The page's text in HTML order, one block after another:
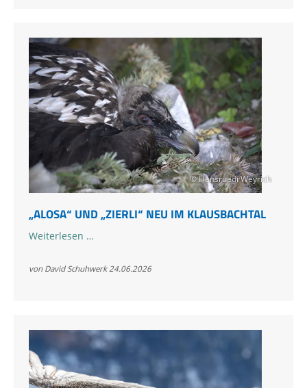
2026
© Hansruedi Weyrich
„ALOSA“ UND „ZIERLI“ NEU IM KLAUSBACHTAL
Weiterlesen …„Alosa“
„Zierli“
von David Schuhwerk 24.06.2026